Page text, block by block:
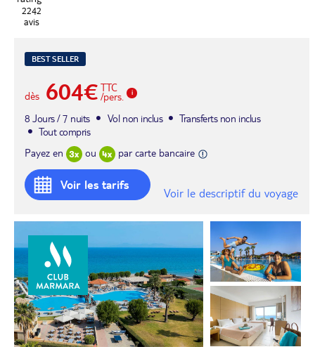
2242
avis
BEST SELLER
dès 604€ TTC
/pers.
8 Jours / 7 nuits
Vol non inclus
Transferts non inclus
Tout compris
Payez en
ou par carte bancaire
Voir les tarifs
Voir le descriptif du voyage